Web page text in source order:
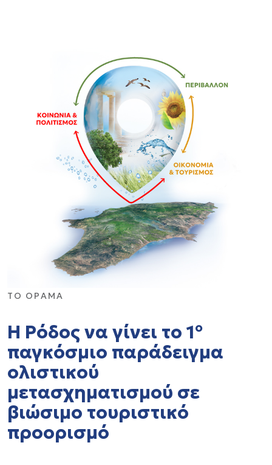
ΤΟ ΟΡΑΜΑ
H Ρόδος να γίνει το 1º
παγκόσμιο παράδειγμα
ολιστικού
μετασχηματισμού σε
βιώσιμο τουριστικό
προορισμό